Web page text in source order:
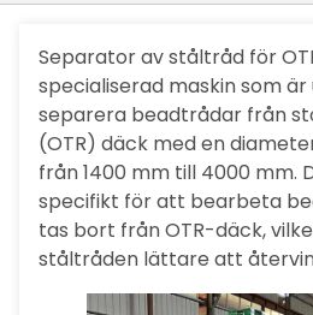
Separator av ståltråd för
specialiserad maskin som
separera beadtrådar från
(OTR) däck med en
från 1400 mm till 4000 mm.
specifikt för att bearbeta
tas bort från OTR-däck,
ståltråden lättare att